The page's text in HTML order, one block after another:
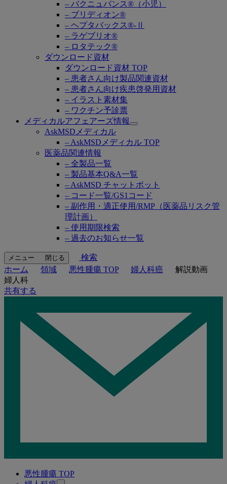
– バクニュバンス®（小児）
– ブリディオン®
– ヘプタバックス®-Ⅱ
– ラゲブリオ®
– ロタテック®
ダウンロード資材
ダウンロード資材 TOP
– 患者さん向け製品関連資材
– 患者さん向け疾患啓発用資材
– イラスト素材集
– ワクチン予診票
メディカルアフェアーズ情報
Open
AskMSDメディカル
– AskMSDメディカル TOP
医薬品関連情報
– 全製品一覧
– 製品基本Q&A一覧
– AskMSD チャットボット
– コード一覧/GS1コード
– 副作用・適正使用/RMP（医薬品リスク管
理計画）
– 使用期限検索
– 過去のお知らせ一覧
メニュー 閉じる
検索
ホーム
領域 悪性腫瘍 TOP 婦人科癌
解説動画
婦人科
共有する
悪性腫瘍 TOP